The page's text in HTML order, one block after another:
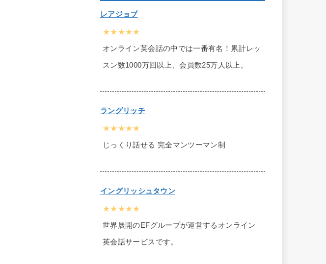
レアジョブ
★★★★★
オンライン英会話の中では一番有名！累計レッ
スン数1000万回以上、会員数25万人以上。
ラングリッチ
★★★★★
じっくり話せる 完全マンツーマン制
イングリッシュタウン
★★★★★
世界展開のEFグループが運営するオンライン
英会話サービスです。